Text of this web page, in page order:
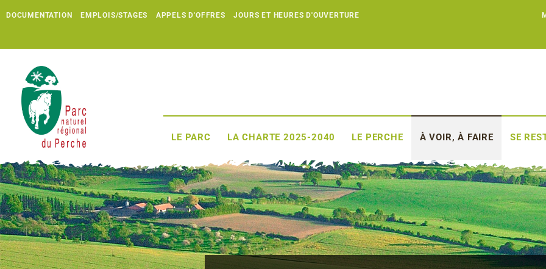
DOCUMENTATION EMPLOIS/STAGES APPELS D'OFFRES JOURS ET HEURES D'OUVERTURE
LE PARC LA CHARTE 2025-2040 LE PERCHE À VOIR, À FAIRE SE